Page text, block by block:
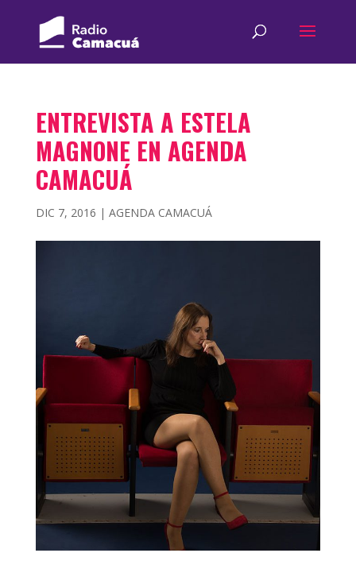
ENTREVISTA A ESTELA
MAGNONE EN AGENDA
CAMACUÁ
DIC 7, 2016 | AGENDA CAMACUÁ